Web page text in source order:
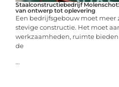
Staalconstructiebedrijf
van ontwerp tot oplevering
Een bedrijfsgebouw moet meer
stevige constructie. Het moet
werkzaamheden, ruimte bieden
de
...